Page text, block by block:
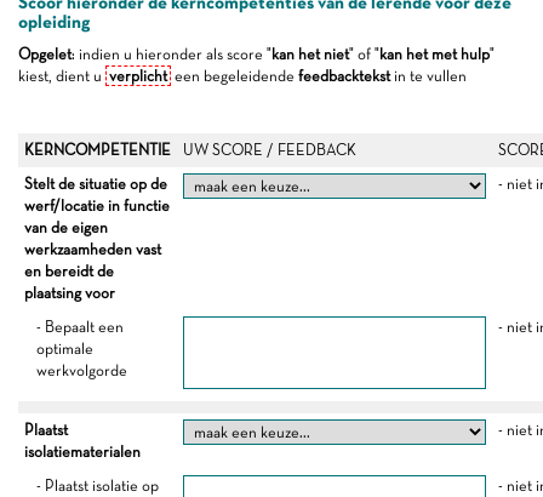
opleiding
Opgelet: indien u hieronder als score "kan het niet" of "kan het met hulp"
kiest, dient u verplicht een begeleidende feedbacktekstin te vullen
KERNCOMPETENTIE UW SCORE / FEEDBACK
Stelt de situatie op de
werf/locatie in functie
van de eigen
werkzaamheden vast
en bereidt de
plaatsing voor
- niet
- Bepaalt een
optimale
werkvolgorde
- niet
Plaatst
isolatiematerialen
- niet
- Plaatst isolatie op
- niet